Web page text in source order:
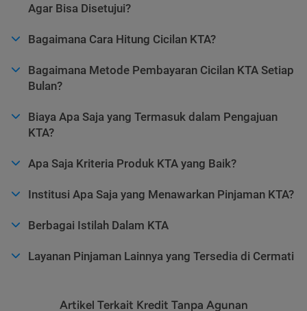
Agar Bisa Disetujui?
Bagaimana Cara Hitung Cicilan KTA?
Bagaimana Metode Pembayaran Cicilan KTA Setiap
Bulan?
Biaya Apa Saja yang Termasuk dalam Pengajuan
KTA?
Apa Saja Kriteria Produk KTA yang Baik?
Institusi Apa Saja yang Menawarkan Pinjaman KTA?
Berbagai Istilah Dalam KTA
Layanan Pinjaman Lainnya yang Tersedia di Cermati
Artikel Terkait Kredit Tanpa Agunan